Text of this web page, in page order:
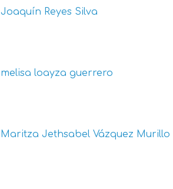
Joaquín Reyes Silva
melisa loayza guerrero
Maritza Jethsabel Vázquez Murillo